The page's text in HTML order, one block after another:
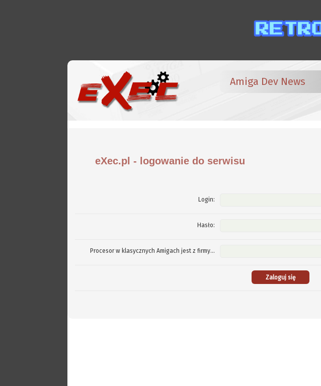
Amiga Dev News
eXec.pl - logowanie do serwisu
Login:
Hasło:
Procesor w klasycznych Amigach jest z firmy...